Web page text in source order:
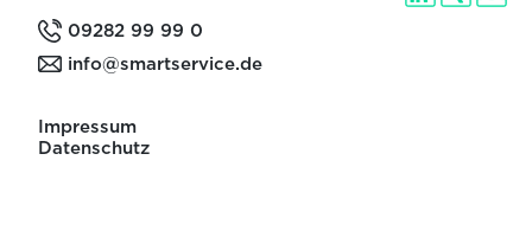
09282 99 99 0
info@smartservice.de
Impressum
Datenschutz